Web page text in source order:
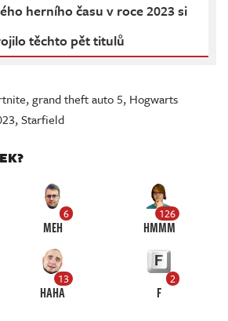
herního času v roce 2023 si
těchto pět titulů
,grand theft auto 5, Hogwarts
,Starfield
6
MEH
126
HMMM
13
HAHA
2
F